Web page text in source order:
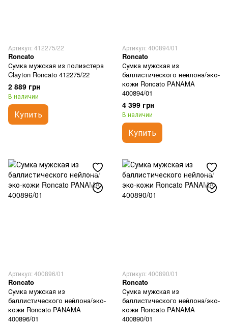
Артикул: 412275/22
Roncato
Сумка мужская из полиэстера
Clayton Roncato 412275/22
2 889 грн
В наличии
Купить
Артикул: 400894/01
Roncato
Сумка мужская из
баллистического нейлона/эко-
кожи Roncato PANAMA
400894/01
4 399 грн
В наличии
Купить
Артикул: 400896/01
Roncato
Сумка мужская из
баллистического нейлона/эко-
кожи Roncato PANAMA
400896/01
Артикул: 400890/01
Roncato
Сумка мужская из
баллистического нейлона/эко-
кожи Roncato PANAMA
400890/01